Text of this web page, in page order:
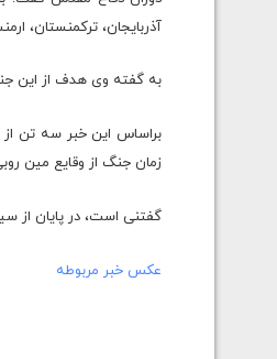
آذربایجان، ترکمنستان،
به گفته وی هدف از این
زمان جنگ از وقایع مین
گفتنی است، در پایان از
عكس خبر مربوطه